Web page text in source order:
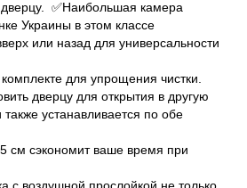
✅Наибольшая камера
Украины в этом классе
или назад для универсальности
для упрощения чистки.
дверцу для открытия в другую
также устанавливается по обе
см сэкономит ваше время при
с воздушной прослойкой не только